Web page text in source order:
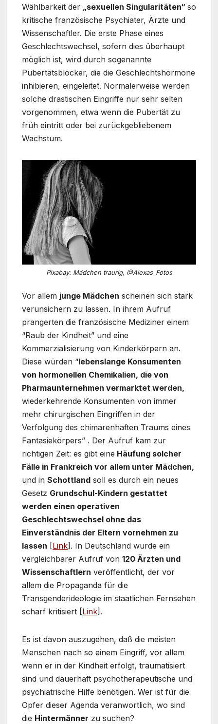
Wählbarkeit der „sexuellen Singularitäten“ so
kritische französische Psychiater, Ärzte und
Wissenschaftler. Die erste Phase eines
Geschlechtswechsel, sofern dies überhaupt
möglich ist, wird durch sogenannte
Pubertätsblocker, die die Geschlechtshormone
inhibieren, eingeleitet. Normalerweise werden
solche drastischen Eingriffe nur sehr selten
vorgenommen, etwa wenn die Pubertät zu
früh eintritt oder bei zurückgebliebenem
Wachstum.
Pixabay: Mädchen traurig, @Alexas_Fotos
Vor allem junge Mädchen scheinen sich stark
verunsichern zu lassen. In ihrem Aufruf
prangerten die französische Mediziner einem
“Raub der Kindheit” und eine
Kommerzialisierung von Kinderkörpern an.
Diese würden “lebenslange Konsumenten
von hormonellen Chemikalien, die von
Pharmaunternehmen vermarktet werden,
wiederkehrende Konsumenten von immer
mehr chirurgischen Eingriffen in der
Verfolgung des chimärenhaften Traums eines
Fantasiekörpers” . Der Aufruf kam zur
richtigen Zeit: es gibt eine Häufung solcher
Fälle in Frankreich vor allem unter Mädchen,
und in Schottland soll es durch ein neues
Gesetz Grundschul-Kindern gestattet
werden einen operativen
Geschlechtswechsel ohne das
Einverständnis der Eltern vornehmen zu
lassen [Link]. In Deutschland wurde ein
vergleichbarer Aufruf von 120 Ärzten und
Wissenschaftlern veröffentlicht, der vor
allem die Propaganda für die
Transgenderideologie im staatlichen Fernsehen
scharf kritisiert [Link].
Es ist davon auszugehen, daß die meisten
Menschen nach so einem Eingriff, vor allem
wenn er in der Kindheit erfolgt, traumatisiert
sind und dauerhaft psychotherapeutische und
psychiatrische Hilfe benötigen. Wer ist für die
Opfer dieser Agenda veranwortlich, wo sind
die Hintermänner zu suchen?